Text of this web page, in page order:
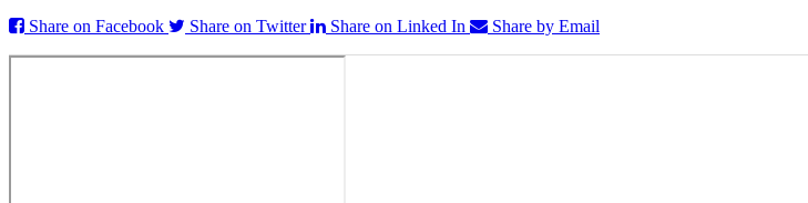
Share on Facebook
Share on Twitter Share on Linked In Share by Email